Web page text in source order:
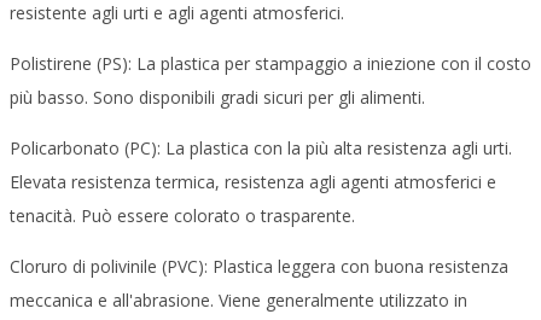
resistente agli urti e agli agenti atmosferici.
Polistirene (PS): La plastica per stampaggio a iniezione con il costo
più basso. Sono disponibili gradi sicuri per gli alimenti.
Policarbonato (PC): La plastica con la più alta resistenza agli urti.
Elevata resistenza termica, resistenza agli agenti atmosferici e
tenacità. Può essere colorato o trasparente.
Cloruro di polivinile (PVC): Plastica leggera con buona resistenza
meccanica e all'abrasione. Viene generalmente utilizzato in